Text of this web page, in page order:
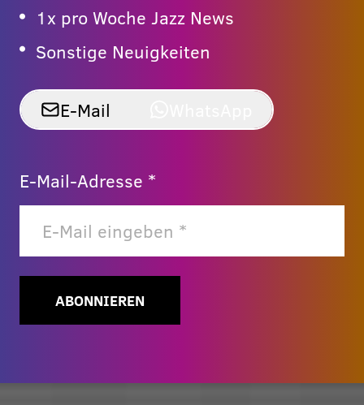
1x pro Woche Jazz News
Sonstige Neuigkeiten
E-Mail
E-Mail-Adresse *
ABONNIEREN